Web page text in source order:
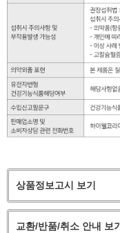
상품정보고시 보기
교환/반품/취소 안내 보기